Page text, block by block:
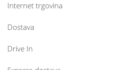
Internet trgovina
Dostava
Drive In